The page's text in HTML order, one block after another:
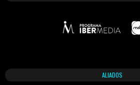
ALIADOS